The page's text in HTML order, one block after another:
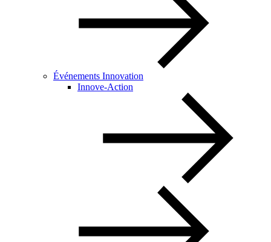
Événements Innovation
Innove-Action